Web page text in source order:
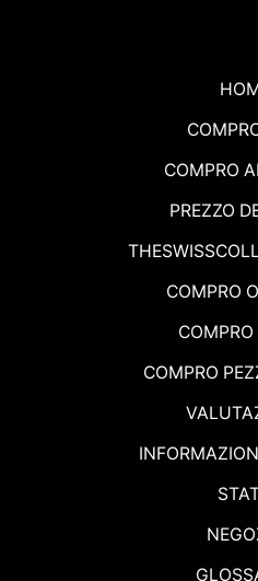
COMPRO
PREZZO
COMPRO
COMPRO